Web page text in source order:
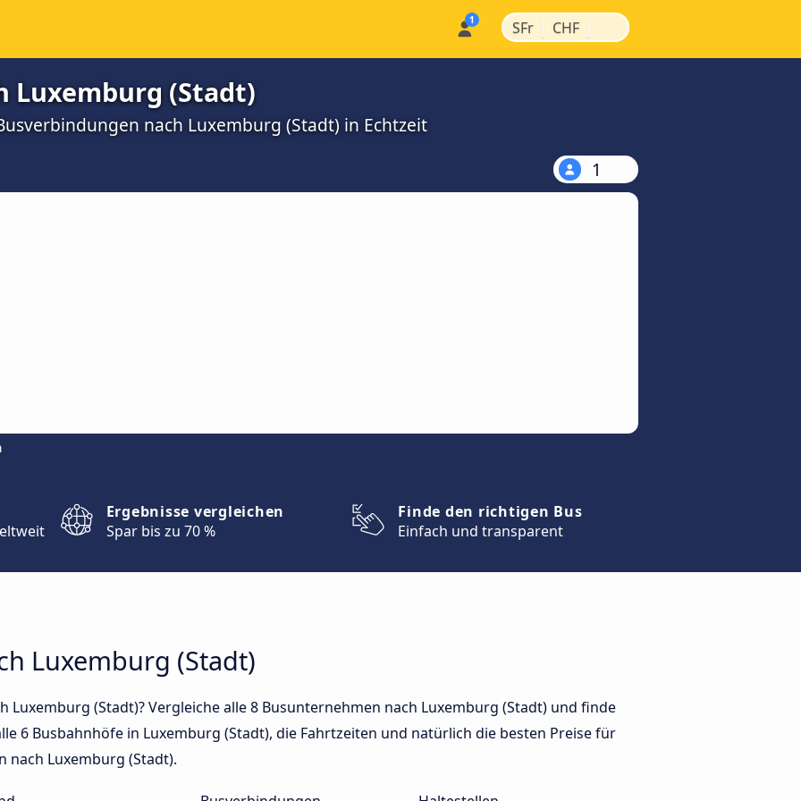
SFr | CHF |
Luxemburg (Stadt)
nach Luxemburg (Stadt) in Echtzeit
1
Ergebnisse vergleichen
Spar bis zu 70 %
Finde den richtigen Bus
Einfach und transparent
Luxemburg (Stadt)
Luxemburg (Stadt)? Vergleiche alle 8 Busunternehmen nach Luxemburg (Stadt) und finde
6 Busbahnhöfe in Luxemburg (Stadt), die Fahrtzeiten und natürlich die besten Preise für
nach Luxemburg (Stadt).